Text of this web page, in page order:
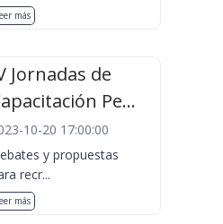
más
Jornadas de
Pe...
10-20 17:00:00
y propuestas
recr...
más